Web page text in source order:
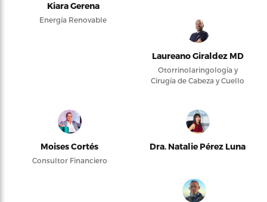
Kiara Gerena
Energía Renovable
Laureano Giraldez MD
Otorrinolaringología y
Cirugía de Cabeza y Cuello
Moises Cortés
Consultor Financiero
Dra. Natalie Pérez Luna